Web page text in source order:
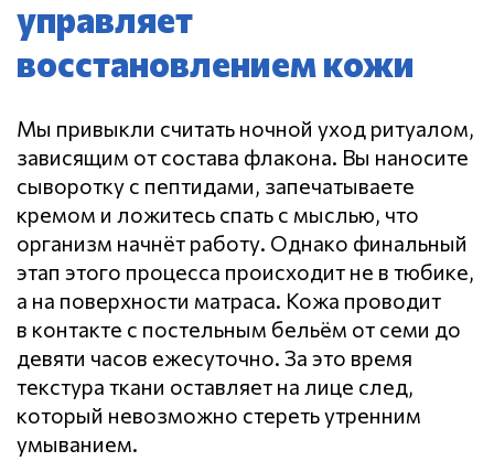
управляет
восстановлением кожи
Мы привыкли считать ночной уход ритуалом,
зависящим от состава флакона. Вы наносите
сыворотку с пептидами, запечатываете
кремом и ложитесь спать с мыслью, что
организм начнёт работу. Однако финальный
этап этого процесса происходит не в тюбике,
а на поверхности матраса. Кожа проводит
в контакте с постельным бельём от семи до
девяти часов ежесуточно. За это время
текстура ткани оставляет на лице след,
который невозможно стереть утренним
умыванием.